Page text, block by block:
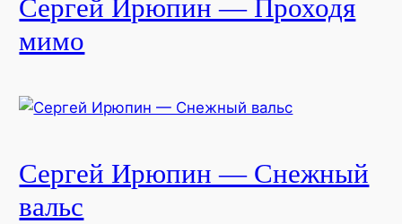
Сергей Ирюпин — Проходя
мимо
Сергей Ирюпин — Снежный
вальс